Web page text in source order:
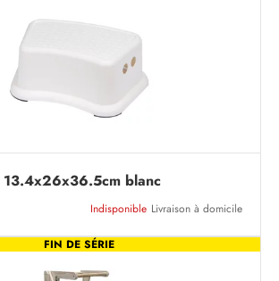
blanc
Indisponible Livraison à domicile
FIN DE SÉRIE